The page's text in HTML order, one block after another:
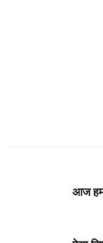
आज